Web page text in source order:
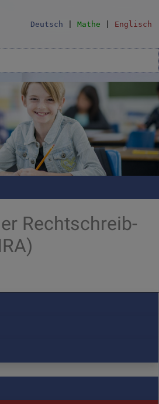
Deutsch Mathe Englisch
Recht­schreib­